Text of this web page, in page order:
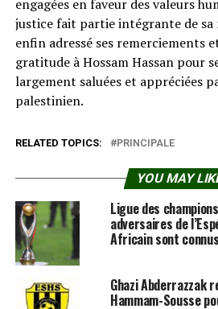
engagées en faveur des valeurs
justice fait partie intégrante de sa
enfin adressé ses remerciements
gratitude à Hossam Hassan pour
largement saluées et appréciées
palestinien.
RELATED TOPICS: PRINCIPALE
YOU MAY
Ligue des
adversaires de
Africain sont connus
Ghazi Abderrazzak
Hammam-Sousse